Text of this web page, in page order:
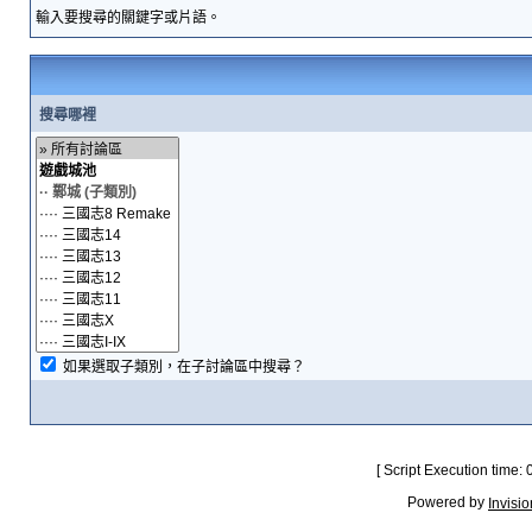
輸入要搜尋的關鍵字或片語。
搜尋哪裡
如果選取子類別，在子討論區中搜尋？
[ Script Execution
Powered by